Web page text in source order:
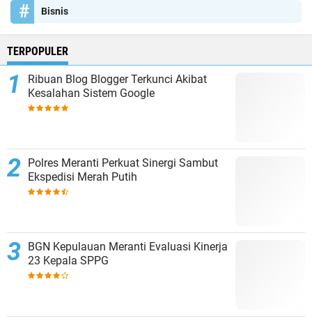
Bisnis
TERPOPULER
Ribuan Blog Blogger Terkunci Akibat
Kesalahan Sistem Google
Polres Meranti Perkuat Sinergi Sambut
Ekspedisi Merah Putih
BGN Kepulauan Meranti Evaluasi Kinerja
23 Kepala SPPG